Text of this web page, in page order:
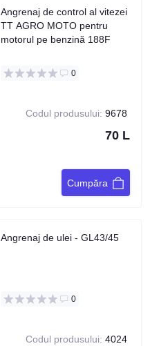
Angrenaj de control al vitezei
TT AGRO MOTO pentru
motorul pe benzină 188F
0
Codul produsului: 9678
70 L
Cumpăra
Angrenaj de ulei - GL43/45
0
Codul produsului: 4024